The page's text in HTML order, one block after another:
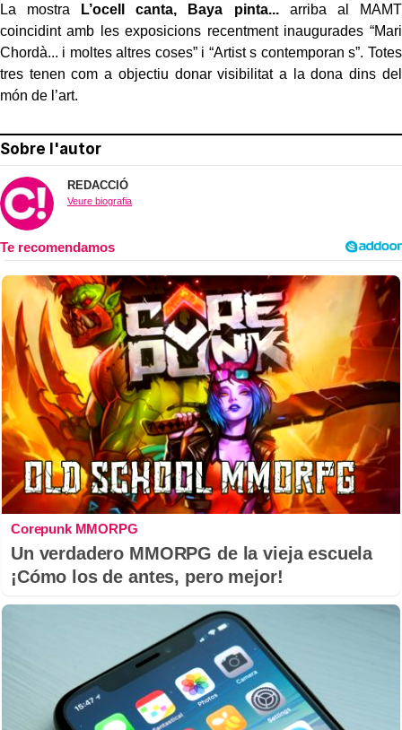
La mostra L’ocell canta, Baya pinta...arriba al MAMT
coincidint amb les exposicions recentment inaugurades “Mari
Chordà... i moltes altres coses” i “Artist s contemporan s”. Totes
tres tenen com a objectiu donar visibilitat a la dona dins del
món de l’art.
Sobre l'autor
REDACCIÓ
Veure biografia
Corepunk MMORPG
Un verdadero MMORPG de la vieja escuela
¡Cómo los de antes, pero mejor!